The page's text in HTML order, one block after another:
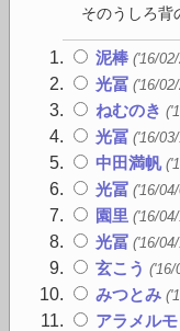
そのうしろ背
泥棒 ('16/
光冨 ('16/
ねむのき
光冨 ('16/
中田満帆
光冨 ('16/
園里 ('16/
光冨 ('16/
玄こう ('16/
みつとみ
アラメルモ